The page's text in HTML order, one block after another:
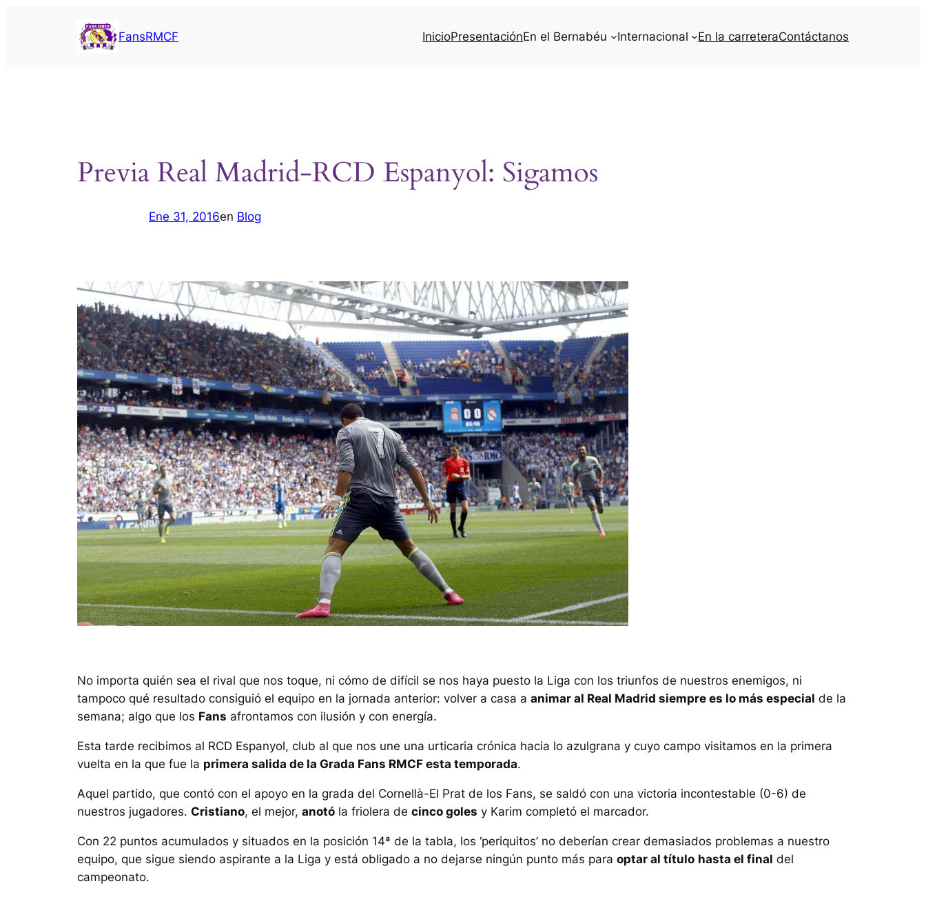
FansRMCF InicioPresentaciónEn el Bernabéu Internacional En la carreteraContáctanos
Previa Real Madrid-RCD Espanyol: Sigamos
Ene 31, 2016en Blog
No importa quién sea el rival que nos toque, ni cómo de difícil se nos haya puesto la Liga con los triunfos de nuestros enemigos, ni
tampoco qué resultado consiguió el equipo en la jornada anterior: volver a casa a animar al Real Madrid siempre es lo más especial de la
semana; algo que los Fans afrontamos con ilusión y con energía.
Esta tarde recibimos al RCD Espanyol, club al que nos une una urticaria crónica hacia lo azulgrana y cuyo campo visitamos en la primera
vuelta en la que fue la primera salida de la Grada Fans RMCF esta temporada.
Aquel partido, que contó con el apoyo en la grada del Cornellà-El Prat de los Fans, se saldó con una victoria incontestable (0-6) de
nuestros jugadores. Cristiano, el mejor, anotó la friolera de cinco goles y Karim completó el marcador.
Con 22 puntos acumulados y situados en la posición 14ª de la tabla, los ‘periquitos’ no deberían crear demasiados problemas a nuestro
equipo, que sigue siendo aspirante a la Liga y está obligado a no dejarse ningún punto más para optar al título hasta el final del
campeonato.